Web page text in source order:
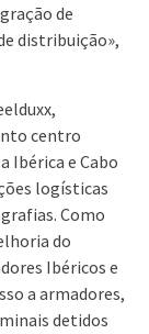
de
distribuição»,
centro
Ibérica e Cabo
logísticas
Como
do
Ibéricos e
a armadores,
detidos